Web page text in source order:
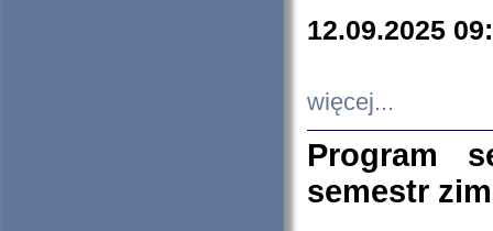
12.09.2025
więcej...
Program
semestr